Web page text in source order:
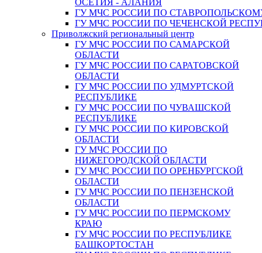
ОСЕТИЯ - АЛАНИЯ
ГУ МЧС РОССИИ ПО
ГУ МЧС РОССИИ ПО ЧЕЧЕНСКОЙ
Приволжский региональный центр
ГУ МЧС РОССИИ ПО САМАРСКОЙ
ОБЛАСТИ
ГУ МЧС РОССИИ ПО САРАТОВСКОЙ
ОБЛАСТИ
ГУ МЧС РОССИИ ПО УДМУРТСКОЙ
РЕСПУБЛИКЕ
ГУ МЧС РОССИИ ПО ЧУВАШСКОЙ
РЕСПУБЛИКЕ
ГУ МЧС РОССИИ ПО КИРОВСКОЙ
ОБЛАСТИ
ГУ МЧС РОССИИ ПО
НИЖЕГОРОДСКОЙ ОБЛАСТИ
ГУ МЧС РОССИИ ПО ОРЕНБУРГСКОЙ
ОБЛАСТИ
ГУ МЧС РОССИИ ПО ПЕНЗЕНСКОЙ
ОБЛАСТИ
ГУ МЧС РОССИИ ПО ПЕРМСКОМУ
КРАЮ
ГУ МЧС РОССИИ ПО РЕСПУБЛИКЕ
БАШКОРТОСТАН